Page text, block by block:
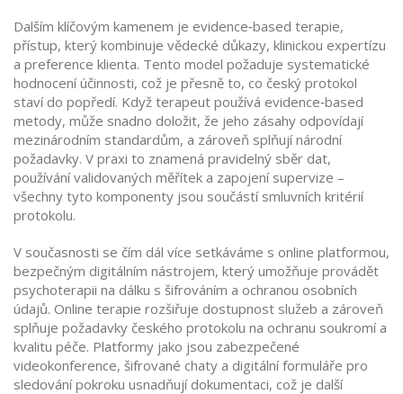
Dalším klíčovým kamenem je evidence‑based terapie,
přístup, který kombinuje vědecké důkazy, klinickou expertízu
a preference klienta. Tento model požaduje systematické
hodnocení účinnosti, což je přesně to, co český protokol
staví do popředí. Když terapeut používá evidence‑based
metody, může snadno doložit, že jeho zásahy odpovídají
mezinárodním standardům, a zároveň splňují národní
požadavky. V praxi to znamená pravidelný sběr dat,
používání validovaných měřítek a zapojení supervize –
všechny tyto komponenty jsou součástí smluvních kritérií
protokolu.
V současnosti se čím dál více setkáváme s online platformou,
bezpečným digitálním nástrojem, který umožňuje provádět
psychoterapii na dálku s šifrováním a ochranou osobních
údajů. Online terapie rozšiřuje dostupnost služeb a zároveň
splňuje požadavky českého protokolu na ochranu soukromí a
kvalitu péče. Platformy jako jsou zabezpečené
videokonference, šifrované chaty a digitální formuláře pro
sledování pokroku usnadňují dokumentaci, což je další